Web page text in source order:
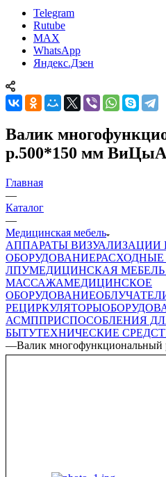
Telegram
Rutube
MAX
WhatsApp
Яндекс.Дзен
Валик
р.500*150 мм
Главная
—
Каталог
—
Медицинская мебель
АППАРАТЫ ВИЗУАЛИЗАЦИИ
ОБОРУДОВАНИЕ
ЛПУМЕДИЦИНСКАЯ МЕБЕЛЬ
МАССАЖАМЕДИЦИНСКОЕ
ОБОРУДОВАНИЕ
РЕЦИРКУЛЯТОРЫ
АСМППРИСПОСОБЛЕНИЯ
БЫТУТЕХНИЧЕСКИЕ
—Валик